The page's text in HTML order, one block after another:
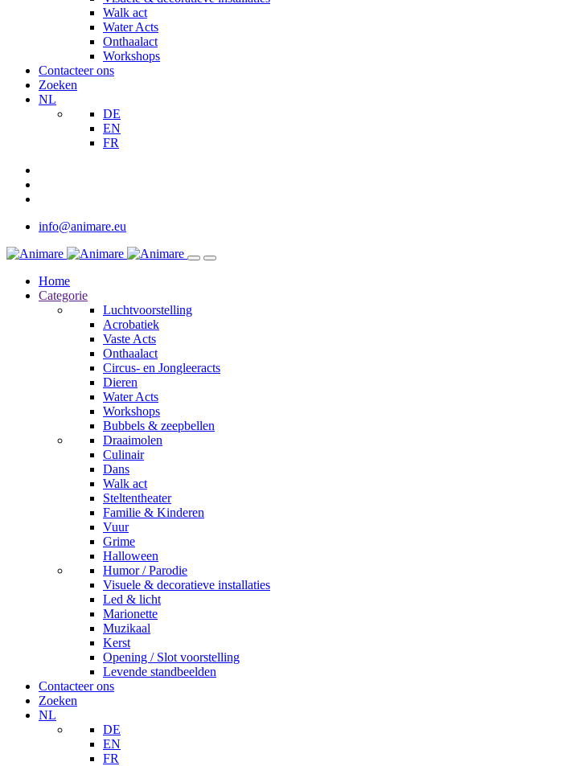
Walk act
Water Acts
Onthaalact
Workshops
Contacteer ons
Zoeken
NL
DE
EN
FR
info@animare.eu
Home
Categorie
Luchtvoorstelling
Acrobatiek
Vaste Acts
Onthaalact
Circus- en Jongleeracts
Dieren
Water Acts
Workshops
Bubbels & zeepbellen
Draaimolen
Culinair
Dans
Walk act
Steltentheater
Familie & Kinderen
Vuur
Grime
Halloween
Humor / Parodie
Visuele & decoratieve installaties
Led & licht
Marionette
Muzikaal
Kerst
Opening / Slot voorstelling
Levende standbeelden
Contacteer ons
Zoeken
NL
DE
EN
FR